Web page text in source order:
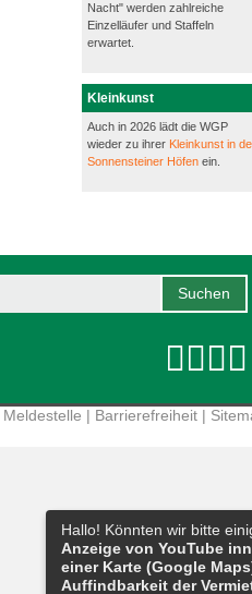
Nacht" werden zahlreiche
Einzelläufer und Staffeln
erwartet.
Kleinkunst
Auch in 2026 lädt die WGP
wieder zu ihrer Kleinkunst in
Sonnensteiner Höfen ein.
Meldestelle | Barrierefreiheit |
Hallo! Könnten wir bitte
Anzeige von YouTube
einer Karte (Google
Auffindbarkeit der